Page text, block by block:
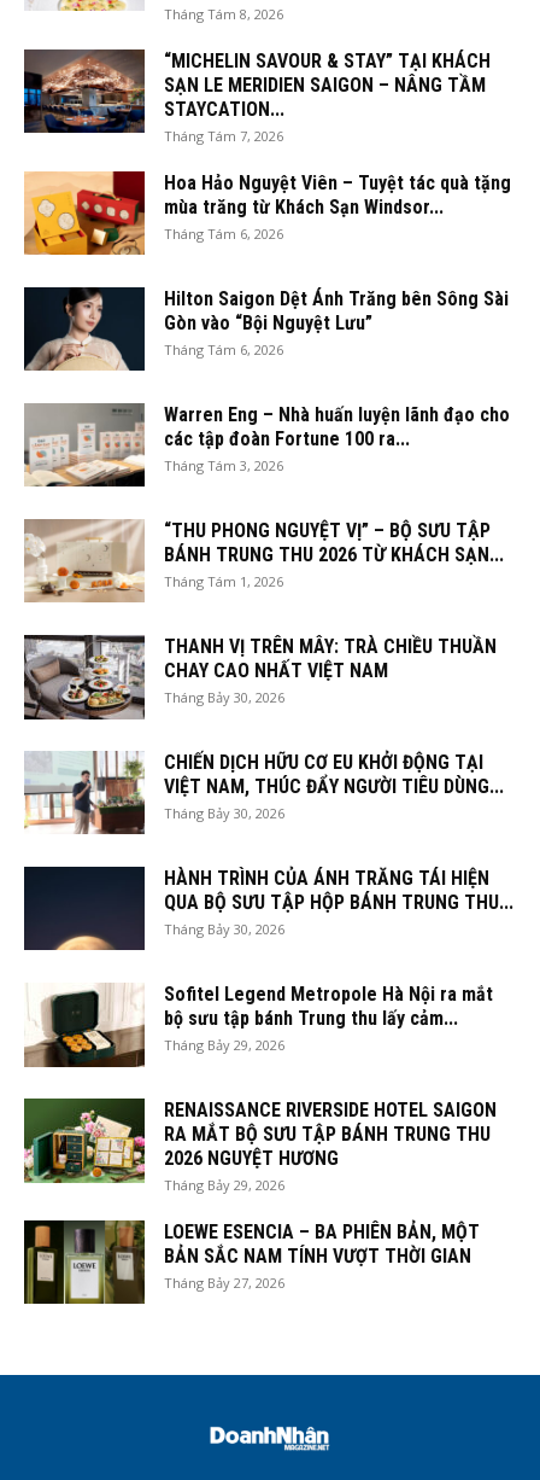
Tháng Tám 8, 2026
“MICHELIN SAVOUR & STAY” TẠI KHÁCH
SẠN LE MERIDIEN SAIGON – NÂNG TẦM
STAYCATION...
Tháng Tám 7, 2026
Hoa Hảo Nguyệt Viên – Tuyệt tác quà tặng
mùa trăng từ Khách Sạn Windsor...
Tháng Tám 6, 2026
Hilton Saigon Dệt Ánh Trăng bên Sông Sài
Gòn vào “Bội Nguyệt Lưu”
Tháng Tám 6, 2026
Warren Eng – Nhà huấn luyện lãnh đạo cho
các tập đoàn Fortune 100 ra...
Tháng Tám 3, 2026
“THU PHONG NGUYỆT VỊ” – BỘ SƯU TẬP
BÁNH TRUNG THU 2026 TỪ KHÁCH SẠN...
Tháng Tám 1, 2026
THANH VỊ TRÊN MÂY: TRÀ CHIỀU THUẦN
CHAY CAO NHẤT VIỆT NAM
Tháng Bảy 30, 2026
CHIẾN DỊCH HỮU CƠ EU KHỞI ĐỘNG TẠI
VIỆT NAM, THÚC ĐẨY NGƯỜI TIÊU DÙNG...
Tháng Bảy 30, 2026
HÀNH TRÌNH CỦA ÁNH TRĂNG TÁI HIỆN
QUA BỘ SƯU TẬP HỘP BÁNH TRUNG THU...
Tháng Bảy 30, 2026
Sofitel Legend Metropole Hà Nội ra mắt
bộ sưu tập bánh Trung thu lấy cảm...
Tháng Bảy 29, 2026
RENAISSANCE RIVERSIDE HOTEL SAIGON
RA MẮT BỘ SƯU TẬP BÁNH TRUNG THU
2026 NGUYỆT HƯƠNG
Tháng Bảy 29, 2026
LOEWE ESENCIA – BA PHIÊN BẢN, MỘT
BẢN SẮC NAM TÍNH VƯỢT THỜI GIAN
Tháng Bảy 27, 2026